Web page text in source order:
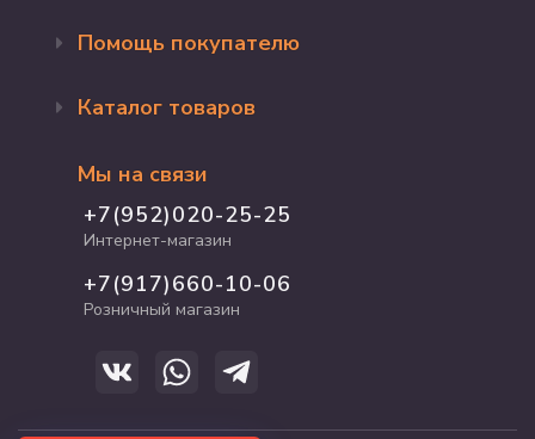
Помощь покупателю
Доставка и оплата
Программа лояльности
График работы
Полезные статьи
Каталог товаров
Акции
Для кошек
Для собак
Для грызунов
Для рыб и рептилий
Мы на связи
+7(952)020-25-25
Интернет-магазин
+7(917)660-10-06
Розничный магазин